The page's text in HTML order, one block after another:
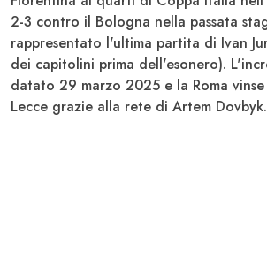
2-3 contro il Bologna nella passata
rappresentato l'ultima partita di Ivan
dei capitolini prima dell'esonero).
datato 29 marzo 2025 e la Roma
Lecce grazie alla rete di Artem Dovbyk.